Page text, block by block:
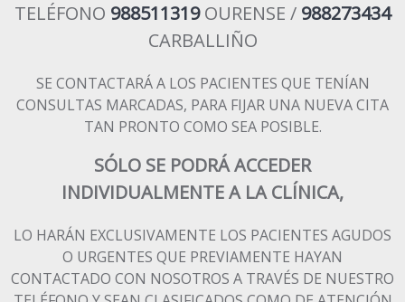
TELÉFONO 988511319OURENSE / 988273434
CARBALLIÑO
SE CONTACTARÁ A LOS PACIENTES QUE TENÍAN
CONSULTAS MARCADAS, PARA FIJAR UNA NUEVA CITA
TAN PRONTO COMO SEA POSIBLE.
SÓLO SE PODRÁ ACCEDER
INDIVIDUALMENTE A LA CLÍNICA,
LO HARÁN EXCLUSIVAMENTE LOS PACIENTES AGUDOS
O URGENTES QUE PREVIAMENTE HAYAN
CONTACTADO CON NOSOTROS A TRAVÉS DE NUESTRO